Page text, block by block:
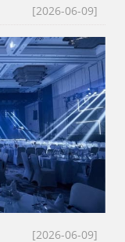
[2026-06-09]
[2026-06-09]